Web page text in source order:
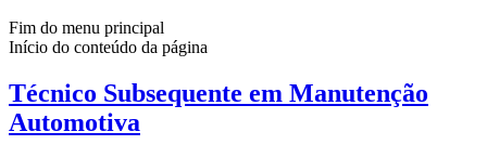
Fim do menu principal
Início do conteúdo da página
Técnico Subsequente em Manutenção
Automotiva